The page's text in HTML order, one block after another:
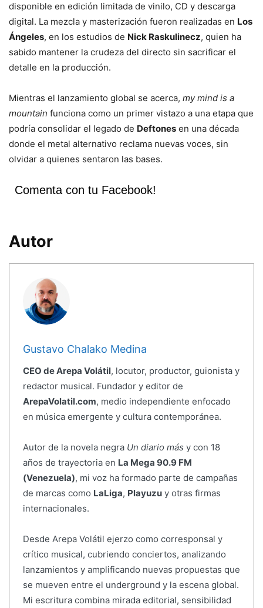
disponible en edición limitada de vinilo, CD y descarga
digital. La mezcla y masterización fueron realizadas en Los
Ángeles, en los estudios de Nick Raskulinecz, quien ha
sabido mantener la crudeza del directo sin sacrificar el
detalle en la producción.
Mientras el lanzamiento global se acerca, my mind is a
mountain funciona como un primer vistazo a una etapa que
podría consolidar el legado de Deftones en una década
donde el metal alternativo reclama nuevas voces, sin
olvidar a quienes sentaron las bases.
Comenta con tu Facebook!
Autor
Gustavo Chalako Medina
CEO de Arepa Volátil, locutor, productor, guionista y
redactor musical. Fundador y editor de
ArepaVolatil.com, medio independiente enfocado
en música emergente y cultura contemporánea.
Autor de la novela negra Un diario más y con 18
años de trayectoria en La Mega 90.9 FM
(Venezuela), mi voz ha formado parte de campañas
de marcas como LaLiga, Playuzuy otras firmas
internacionales.
Desde Arepa Volátil ejerzo como corresponsal y
crítico musical, cubriendo conciertos, analizando
lanzamientos y amplificando nuevas propuestas que
se mueven entre el underground y la escena global.
Mi escritura combina mirada editorial, sensibilidad